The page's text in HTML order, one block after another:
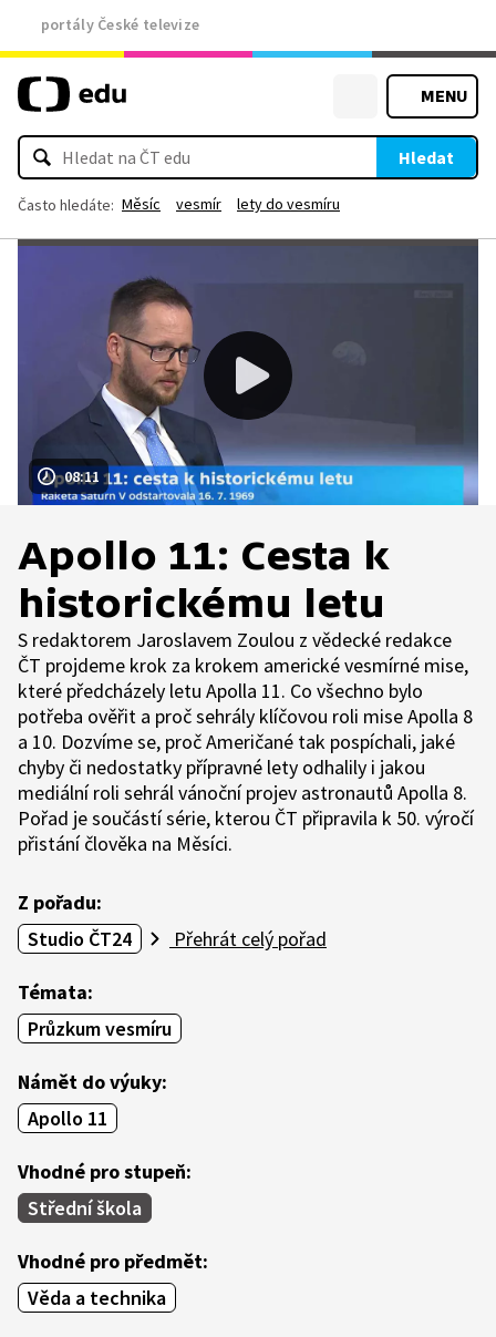
portály České televize
MENU
Hledat
Často hledáte: Měsíc vesmír lety do vesmíru
08:11
Apollo 11: Cesta k
historickému letu
S redaktorem Jaroslavem Zoulou z vědecké redakce
ČT projdeme krok za krokem americké vesmírné mise,
které předcházely letu Apolla 11. Co všechno bylo
potřeba ověřit a proč sehrály klíčovou roli mise Apolla 8
a 10. Dozvíme se, proč Američané tak pospíchali, jaké
chyby či nedostatky přípravné lety odhalily i jakou
mediální roli sehrál vánoční projev astronautů Apolla 8.
Pořad je součástí série, kterou ČT připravila k 50. výročí
přistání člověka na Měsíci.
Z pořadu:
Studio ČT24
Přehrát celý pořad
Témata:
Průzkum vesmíru
Námět do výuky:
Apollo 11
Vhodné pro stupeň:
Střední škola
Vhodné pro předmět:
Věda a technika